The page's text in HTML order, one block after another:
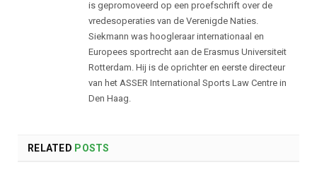
is gepromoveerd op een proefschrift over de
vredesoperaties van de Verenigde Naties.
Siekmann was hoogleraar internationaal en
Europees sportrecht aan de Erasmus Universiteit
Rotterdam. Hij is de oprichter en eerste directeur
van het ASSER International Sports Law Centre in
Den Haag.
RELATED POSTS